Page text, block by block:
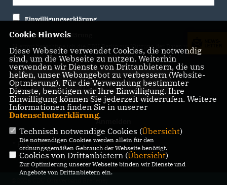
Einwilligungserklärung
Datenschutzerklärung
Hiermit berechtige ich die CDU Berlin zur Nutzung der Daten im Sinn
der nachfolgendenDatenschutzerklärung.*
Anti-Roboter-Verifizierung
Hier klicken
FriendlyCaptcha ⇗
* Pflichtfeld!
Cookie Hinweis
Diese Webseite verwendet Cookies, die notwendig
sind, um die Webseite zu nutzen. Weiterhin
verwenden wir Dienste von Drittanbietern, die uns
helfen, unser Webangebot zu verbessern (Website-
Optmierung). Für die Verwendung bestimmter
Dienste, benötigen wir Ihre Einwilligung. Ihre
Einwilligung können Sie jederzeit widerrufen. Weitere
Informationen finden Sie in unserer
Datenschutzerklärung.
Technisch notwendige Cookies (Übersicht)
Die notwendigen Cookies werden allein für den
ordnungsgemäßen Gebrauch der Webseite benötigt.
Cookies von Drittanbietern (Übersicht)
Zur Optimierung unserer Webseite binden wir Dienste und
Angebote von Drittanbietern ein.